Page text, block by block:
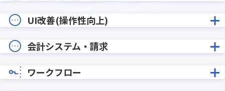
UI改善(操作性向上)
会計システム・請求
ワークフロー